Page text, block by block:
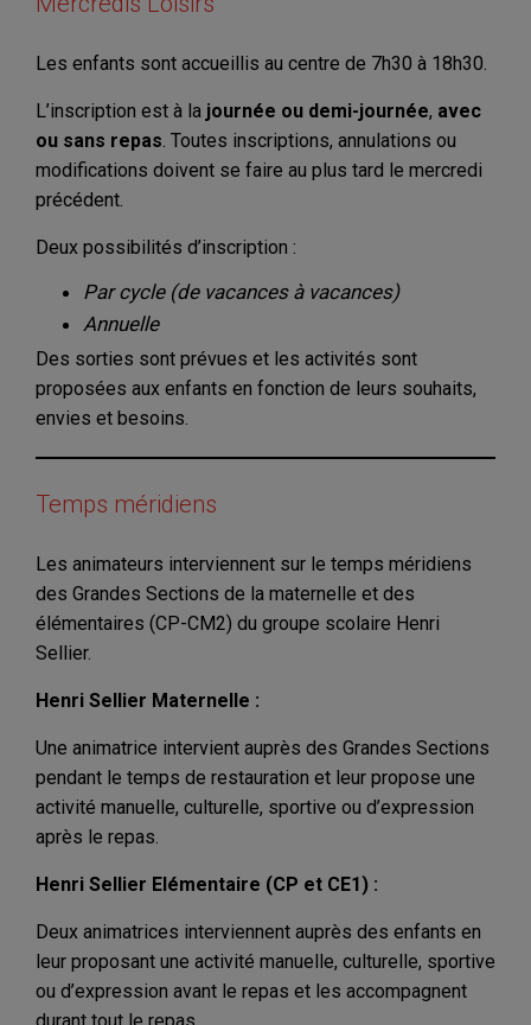
Les enfants sont accueillis au centre de 7h30 à 18h30.
L’inscription est à la journée ou demi-journée, avec
ou sans repas. Toutes inscriptions, annulations ou
modifications doivent se faire au plus tard le mercredi
précédent.
Deux possibilités d’inscription :
Par cycle (de vacances à vacances)
Annuelle
Des sorties sont prévues et les activités sont
proposées aux enfants en fonction de leurs souhaits,
envies et besoins.
Temps méridiens
Les animateurs interviennent sur le temps méridiens
des Grandes Sections de la maternelle et des
élémentaires (CP-CM2) du groupe scolaire Henri
Sellier.
Henri Sellier Maternelle :
Une animatrice intervient auprès des Grandes Sections
pendant le temps de restauration et leur propose une
activité manuelle, culturelle, sportive ou d’expression
après le repas.
Henri Sellier Elémentaire (CP et CE1) :
Deux animatrices interviennent auprès des enfants en
leur proposant une activité manuelle, culturelle, sportive
ou d’expression avant le repas et les accompagnent